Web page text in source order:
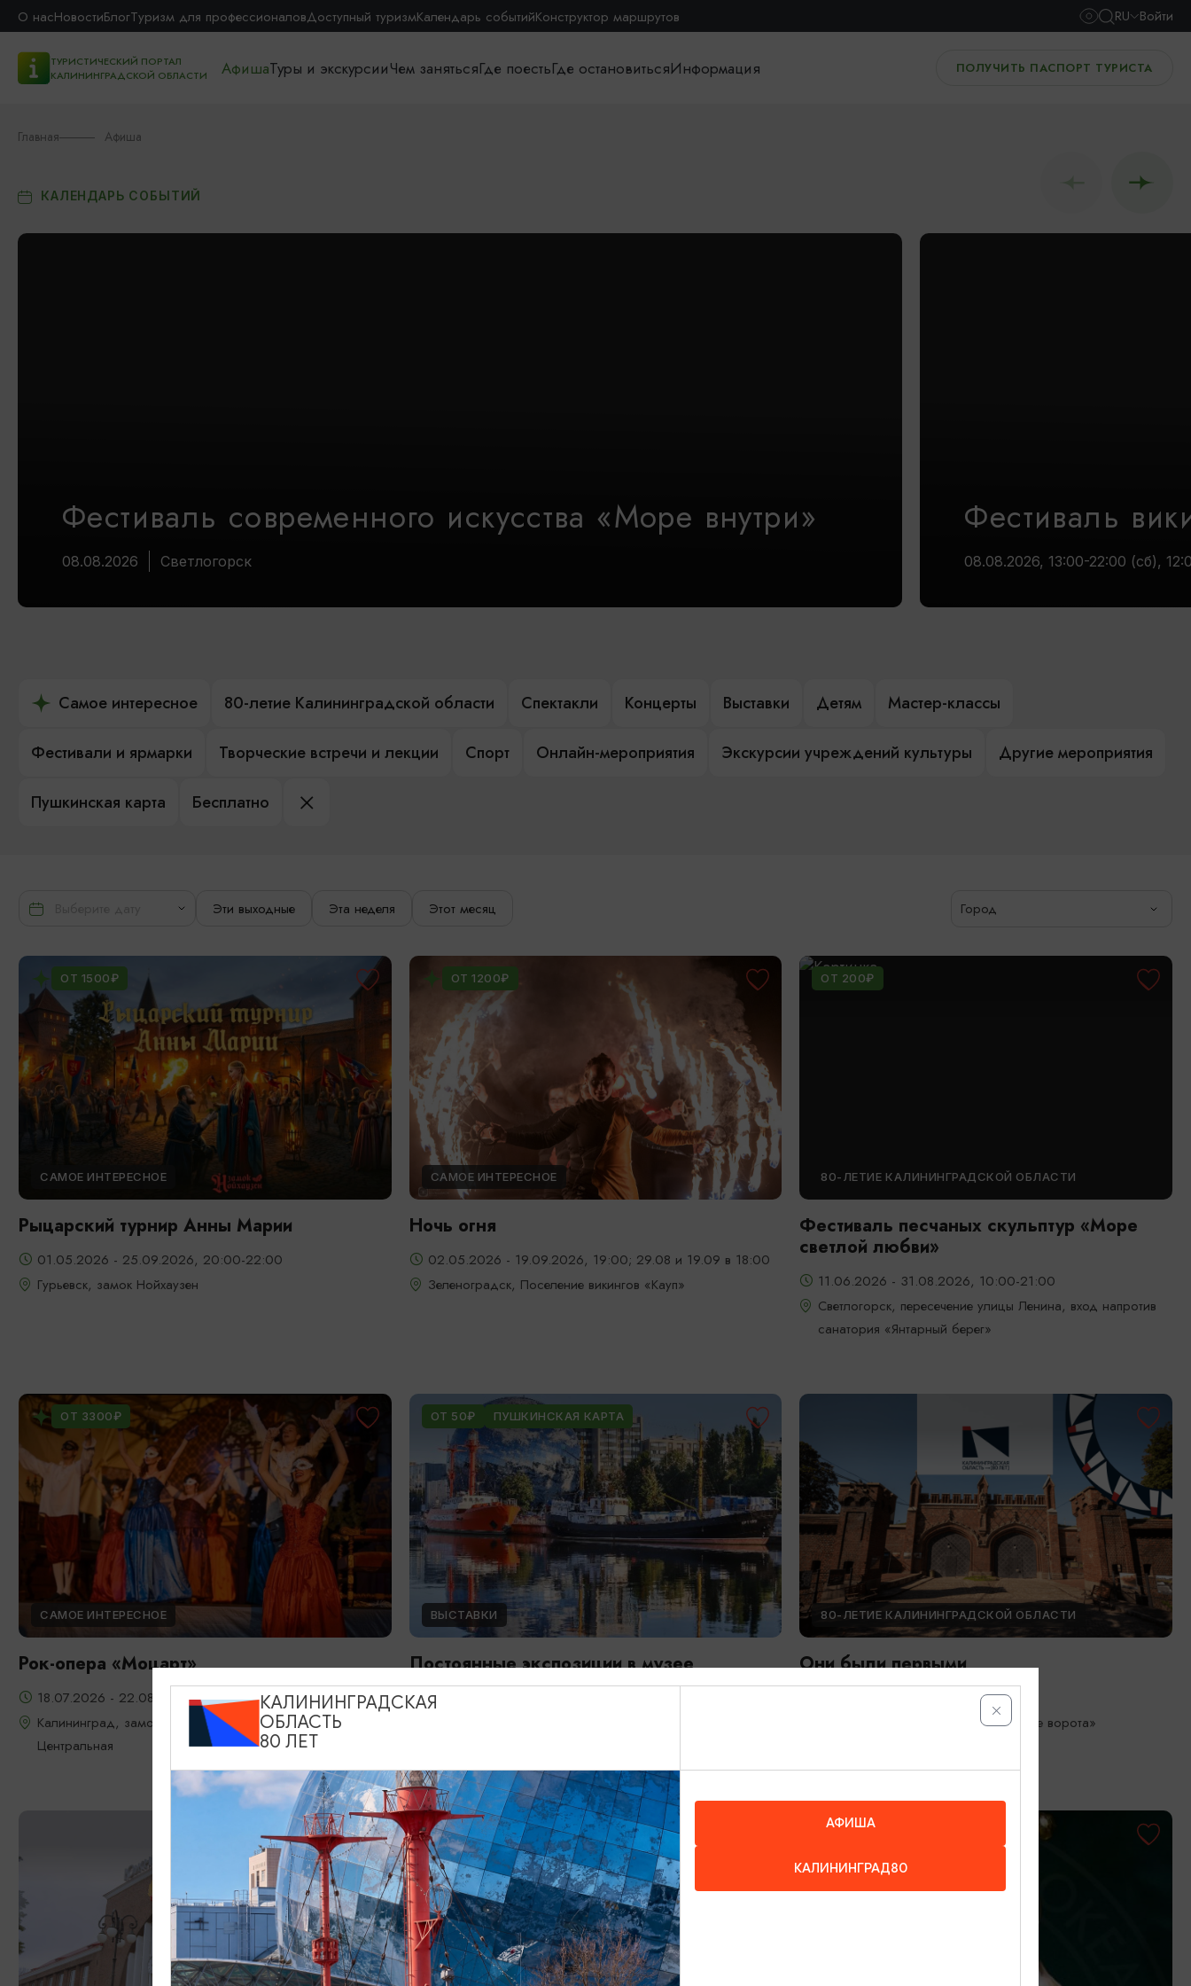
О насНовостиБлогТуризм для профессионаловДоступный туризмКалендарь событийКонструктор маршрутов RU Войти
ТУРИСТИЧЕСКИЙ ПОРТАЛ
КАЛИНИНГРАДСКОЙ ОБЛАСТИ
АфишаТуры и экскурсииЧем занятьсяГде поестьГде остановитьсяИнформация ПОЛУЧИТЬ ПАСПОРТ ТУРИСТА
Главная Афиша
КАЛЕНДАРЬ СОБЫТИЙ
Фестиваль современного искусства «Море внутри»
08.08.2026 Светлогорск
Фестиваль
08.08.2026, 13:00-22:00 (сб),
Самое интересное 80-летие Калининградской области Спектакли Концерты Выставки Детям Мастер-классы
Фестивали и ярмарки Творческие встречи и лекции Спорт Онлайн-мероприятия Экскурсии учреждений культуры Другие мероприятия
Пушкинская карта Бесплатно
Эти выходные Эта неделя Этот месяц Город
ОТ 1500₽
САМОЕ ИНТЕРЕСНОЕ
Рыцарский турнир Анны Марии
01.05.2026 - 25.09.2026, 20:00-22:00
Гурьевск, замок Нойхаузен
ОТ 1200₽
САМОЕ ИНТЕРЕСНОЕ
Ночь огня
02.05.2026 - 19.09.2026, 19:00; 29.08 и 19.09 в 18:00
Зеленоградск, Поселение викингов «Кауп»
ОТ 200₽
80-ЛЕТИЕ КАЛИНИНГРАДСКОЙ ОБЛАСТИ
Фестиваль песчаных скульптур «Море
светлой любви»
11.06.2026 - 31.08.2026, 10:00-21:00
Светлогорск, пересечение улицы Ленина, вход напротив
санатория «Янтарный берег»
ОТ 3300₽
САМОЕ ИНТЕРЕСНОЕ
Рок-опера «Моцарт»
18.07.2026 - 22.08.2026, 18:00, 7.08 и 22.08 в 17:00
Калининград, замок Шаакен, пос. Некрасово, ул.
Центральная
ОТ 50₽ ПУШКИНСКАЯ КАРТА
ВЫСТАВКИ
Постоянные экспозиции в музее
Мирового океана
80-ЛЕТИЕ КАЛИНИНГРАДСКОЙ ОБЛАСТИ
Они были первыми
Калининград, Музей «Фридландские ворота»
КАЛИНИНГРАДСКАЯ
ОБЛАСТЬ
80 ЛЕТ
АФИША
КАЛИНИНГРАД80